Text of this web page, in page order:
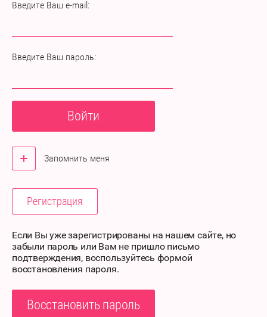
Введите Ваш e-mail:
Введите Ваш пароль:
Войти
Запомнить меня
Регистрация
Если Вы уже зарегистрированы на нашем сайте, но
забыли пароль или Вам не пришло письмо
подтверждения, воспользуйтесь формой
восстановления пароля.
Восстановить пароль